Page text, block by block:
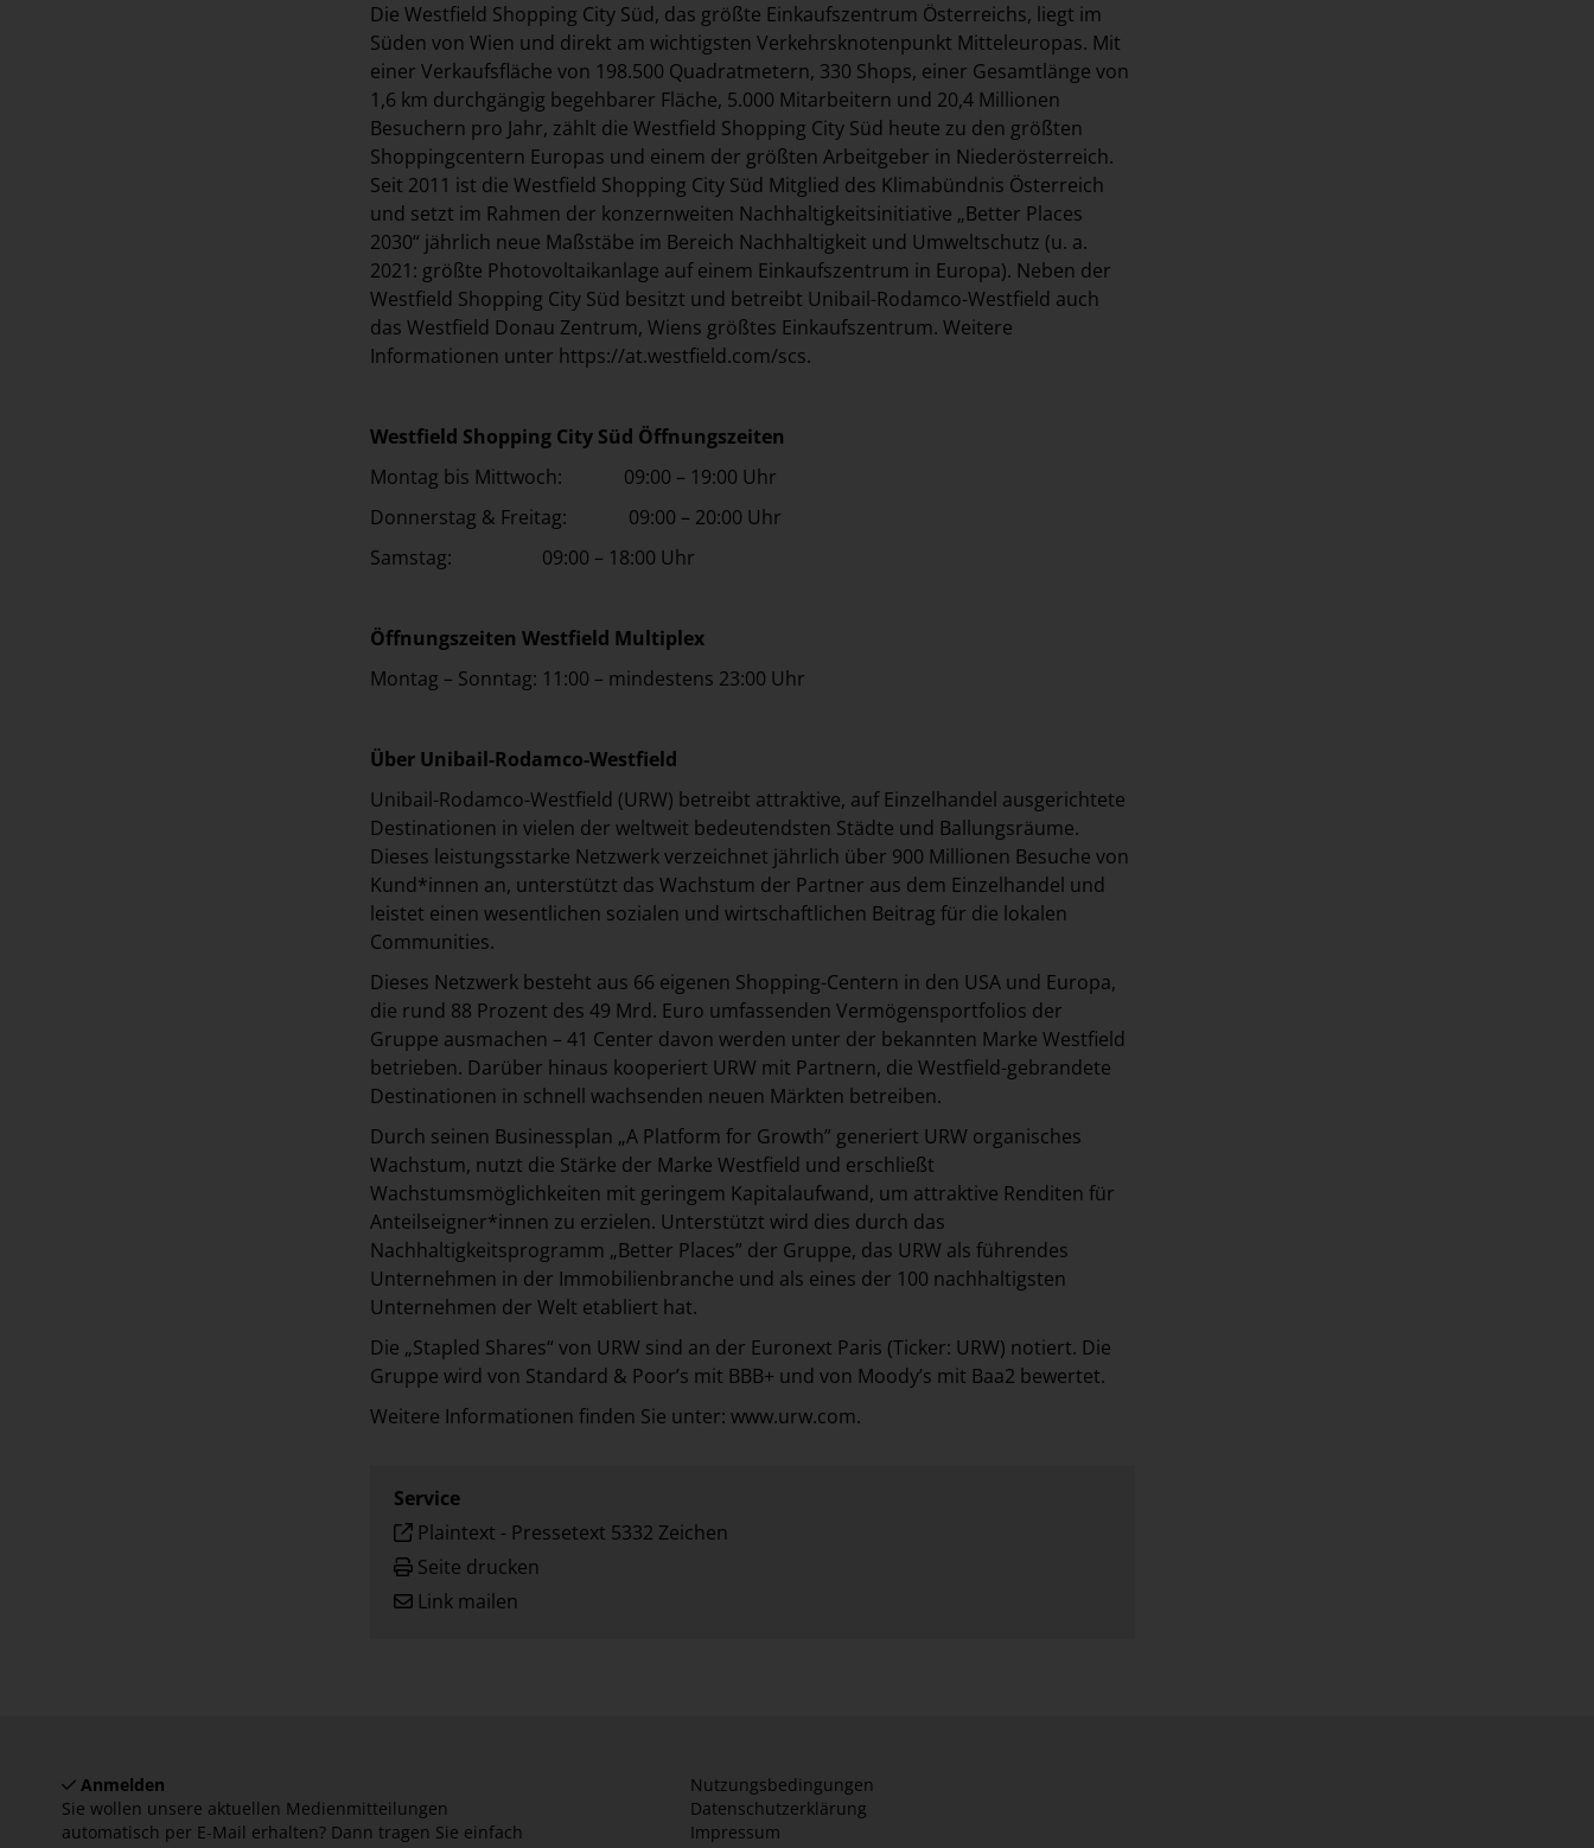
Die Westfield Shopping City Süd, das größte Einkaufszentrum Österreichs, liegt im
Süden von Wien und direkt am wichtigsten Verkehrsknotenpunkt Mitteleuropas. Mit
einer Verkaufsfläche von 198.500 Quadratmetern, 330 Shops, einer Gesamtlänge von
1,6 km durchgängig begehbarer Fläche, 5.000 Mitarbeitern und 20,4 Millionen
Besuchern pro Jahr, zählt die Westfield Shopping City Süd heute zu den größten
Shoppingcentern Europas und einem der größten Arbeitgeber in Niederösterreich.
Seit 2011 ist die Westfield Shopping City Süd Mitglied des Klimabündnis Österreich
und setzt im Rahmen der konzernweiten Nachhaltigkeitsinitiative „Better Places
2030“ jährlich neue Maßstäbe im Bereich Nachhaltigkeit und Umweltschutz (u. a.
2021: größte Photovoltaikanlage auf einem Einkaufszentrum in Europa). Neben der
Westfield Shopping City Süd besitzt und betreibt Unibail-Rodamco-Westfield auch
das Westfield Donau Zentrum, Wiens größtes Einkaufszentrum. Weitere
Informationen unter https://at.westfield.com/scs.
Westfield Shopping City Süd Öffnungszeiten
Montag bis Mittwoch: 09:00 – 19:00 Uhr
Donnerstag & Freitag: 09:00 – 20:00 Uhr
Samstag: 09:00 – 18:00 Uhr
Öffnungszeiten Westfield Multiplex
Montag – Sonntag: 11:00 – mindestens 23:00 Uhr
Über Unibail-Rodamco-Westfield
Unibail-Rodamco-Westfield (URW) betreibt attraktive, auf Einzelhandel ausgerichtete
Destinationen in vielen der weltweit bedeutendsten Städte und Ballungsräume.
Dieses leistungsstarke Netzwerk verzeichnet jährlich über 900 Millionen Besuche von
Kund*innen an, unterstützt das Wachstum der Partner aus dem Einzelhandel und
leistet einen wesentlichen sozialen und wirtschaftlichen Beitrag für die lokalen
Communities.
Dieses Netzwerk besteht aus 66 eigenen Shopping-Centern in den USA und Europa,
die rund 88 Prozent des 49 Mrd. Euro umfassenden Vermögensportfolios der
Gruppe ausmachen – 41 Center davon werden unter der bekannten Marke Westfield
betrieben. Darüber hinaus kooperiert URW mit Partnern, die Westfield-gebrandete
Destinationen in schnell wachsenden neuen Märkten betreiben.
Durch seinen Businessplan „A Platform for Growth” generiert URW organisches
Wachstum, nutzt die Stärke der Marke Westfield und erschließt
Wachstumsmöglichkeiten mit geringem Kapitalaufwand, um attraktive Renditen für
Anteilseigner*innen zu erzielen. Unterstützt wird dies durch das
Nachhaltigkeitsprogramm „Better Places” der Gruppe, das URW als führendes
Unternehmen in der Immobilienbranche und als eines der 100 nachhaltigsten
Unternehmen der Welt etabliert hat.
Die „Stapled Shares“ von URW sind an der Euronext Paris (Ticker: URW) notiert. Die
Gruppe wird von Standard & Poor’s mit BBB+ und von Moody’s mit Baa2 bewertet.
Weitere Informationen finden Sie unter: www.urw.com.
Service
Plaintext - Pressetext 5332 Zeichen
Seite drucken
Link mailen
Anmelden
Sie wollen unsere aktuellen Medienmitteilungen
automatisch per E-Mail erhalten? Dann tragen Sie einfach
Nutzungsbedingungen
Datenschutzerklärung
Impressum